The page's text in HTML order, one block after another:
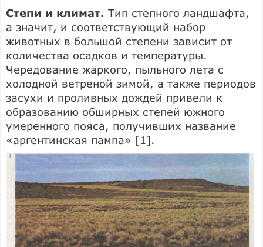
Степи и климат. Тип степного ландшафта,
а значит, и соответствующий набор
животных в большой степени зависит от
количества осадков и температуры.
Чередование жаркого, пыльного лета с
холодной ветреной зимой, а также периодов
засухи и проливных дождей привели к
образованию обширных степей южного
умеренного пояса, получивших название
«аргентинская пампа» [1].